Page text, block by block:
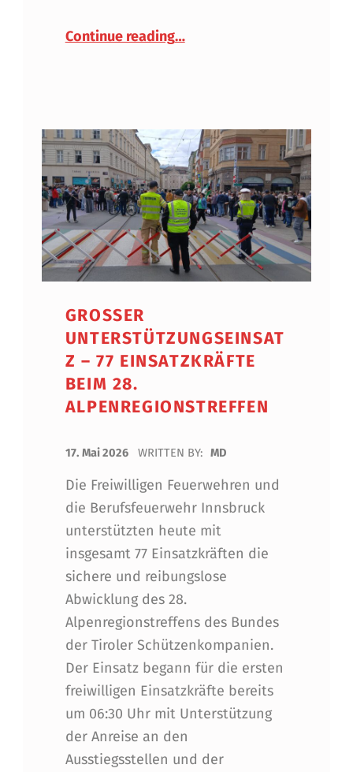
Continue reading…
GROSSER U
NTERSTÜTZUNGSEINSATZ
– 77 EINSATZKRÄFTE B
EIM 28. A
LPENREGIONSTREFFEN
17. Mai 2026 WRITTEN BY: MD
Die Freiwilligen Feuerwehren und
die Berufsfeuerwehr Innsbruck
unterstützten heute mit
insgesamt 77 Einsatzkräften die
sichere und reibungslose
Abwicklung des 28.
Alpenregionstreffens des Bundes
der Tiroler Schützenkompanien.
Der Einsatz begann für die ersten
freiwilligen Einsatzkräfte bereits
um 06:30 Uhr mit Unterstützung
der Anreise an den
Ausstiegsstellen und der